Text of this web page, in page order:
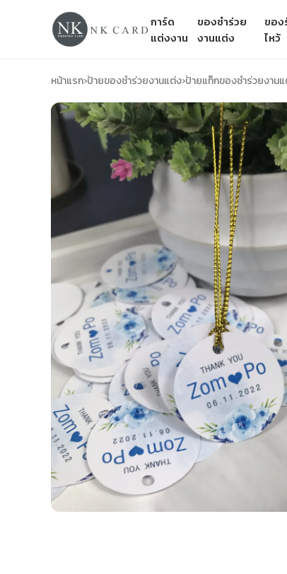
การ์ด
แต่งงาน
ของชำร่วย
งานแต่ง
ของ
ไหว้
หน้าแรก›ป้ายของชำร่วยงานแต่ง›ป้ายแท็กของชำร่วยงาน